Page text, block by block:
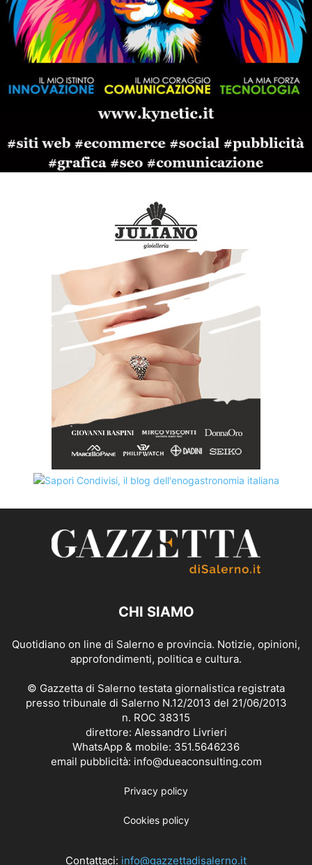
CHI SIAMO
Quotidiano on line di Salerno e provincia. Notizie, opinioni,
approfondimenti, politica e cultura.
© Gazzetta di Salerno testata giornalistica registrata
presso tribunale di Salerno N.12/2013 del 21/06/2013
n. ROC 38315
direttore: Alessandro Livrieri
WhatsApp & mobile: 351.5646236
email pubblicità: info@dueaconsulting.com
Privacy policy
Cookies policy
Contattaci: info@gazzettadisalerno.it